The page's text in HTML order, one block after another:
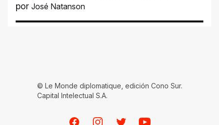
por José Natanson
© Le Monde diplomatique, edición Cono Sur.
Capital Intelectual S.A.
FacebookInstagramTwitterYoutube